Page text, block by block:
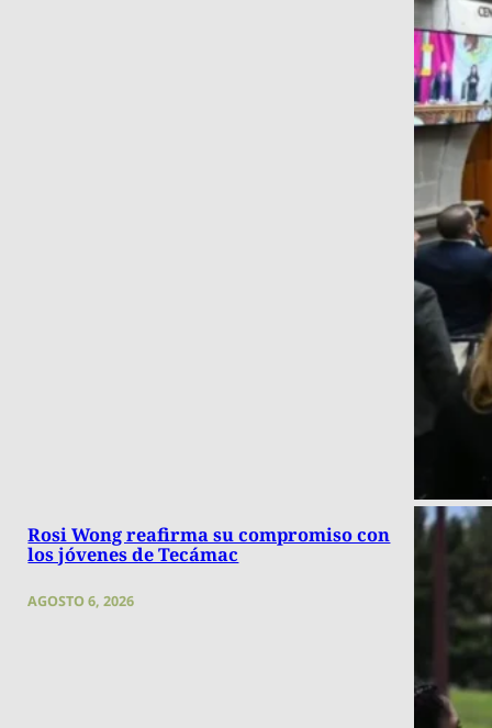
Rosi Wong reafirma su compromiso con
los jóvenes de Tecámac
AGOSTO 6, 2026